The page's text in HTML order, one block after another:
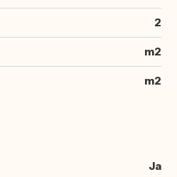
2
m2
m2
Ja